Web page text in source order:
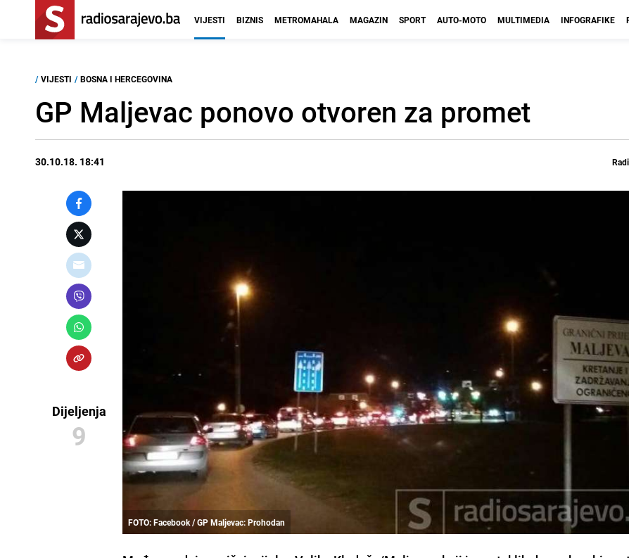
VIJESTI BIZNIS METROMAHALA MAGAZIN SPORT AUTO-MOTO MULTIMEDIA INFOGRAFIKE
/ VIJESTI / BOSNA I HERCEGOVINA
GP Maljevac ponovo otvoren za promet
30.10.18. 18:41
Dijeljenja
9
FOTO: Facebook / GP Maljevac: Prohodan